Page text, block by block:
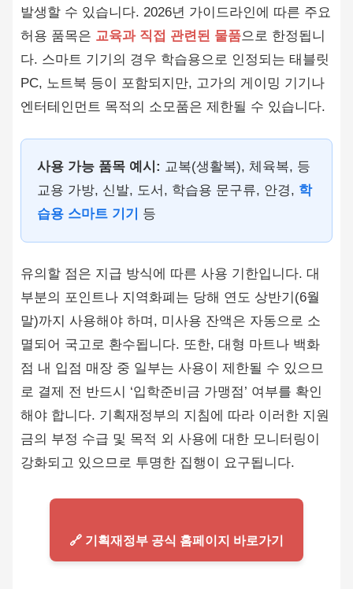
발생할 수 있습니다. 2026년 가이드라인에 따른 주요
허용 품목은 교육과 직접 관련된 물품으로 한정됩니
다. 스마트 기기의 경우 학습용으로 인정되는 태블릿
PC, 노트북 등이 포함되지만, 고가의 게이밍 기기나
엔터테인먼트 목적의 소모품은 제한될 수 있습니다.
사용 가능 품목 예시: 교복(생활복), 체육복, 등
교용 가방, 신발, 도서, 학습용 문구류, 안경, 학
습용 스마트 기기
등
유의할 점은 지급 방식에 따른 사용 기한입니다. 대
부분의 포인트나 지역화폐는 당해 연도 상반기(6월
말)까지 사용해야 하며, 미사용 잔액은 자동으로 소
멸되어 국고로 환수됩니다. 또한, 대형 마트나 백화
점 내 입점 매장 중 일부는 사용이 제한될 수 있으므
로 결제 전 반드시 ‘입학준비금 가맹점’ 여부를 확인
해야 합니다. 기획재정부의 지침에 따라 이러한 지원
금의 부정 수급 및 목적 외 사용에 대한 모니터링이
강화되고 있으므로 투명한 집행이 요구됩니다.
🔗 기획재정부 공식 홈페이지 바로가기